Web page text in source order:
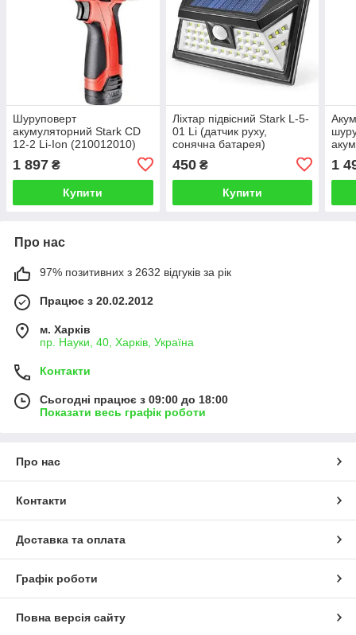
Шуруповерт
акумуляторний Stark CD
12-2 Li-Ion (210012010)
1 897 ₴
Купити
Ліхтар підвісний Stark L-5-
01 Li (датчик руху,
сонячна батарея)
450₴
Купити
1
Про нас
97% позитивних з 2632 відгуків за рік
Працює з 20.02.2012
м. Харків
пр. Науки, 40, Харків, Україна
Контакти
Сьогодні працює з 09:00 до 18:00
Показати весь графік роботи
Про нас
Контакти
Доставка та оплата
Графік роботи
Повна версія сайту